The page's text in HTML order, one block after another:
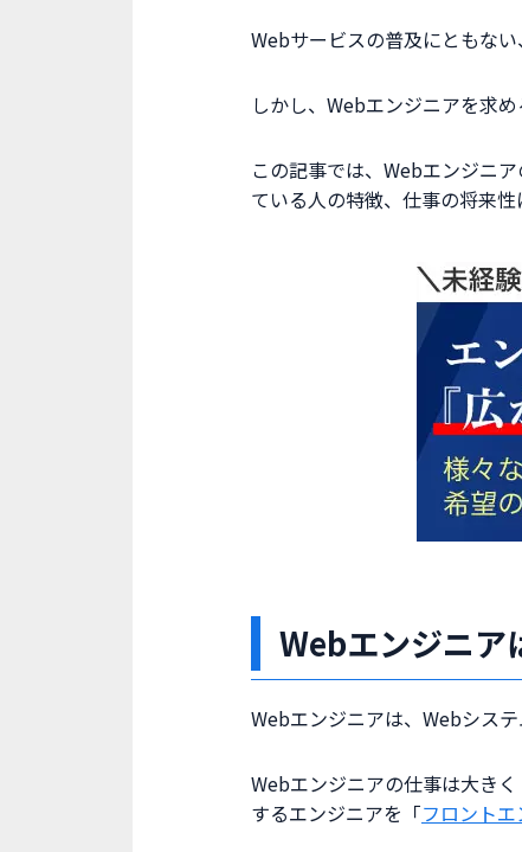
Webサービスの普及にともな
しかし、Webエンジニアを求
この記事では、Webエンジニ
ている人の特徴、仕事の将来
Webエンジニア
Webエンジニアは、Webシス
Webエンジニアの仕事は大き
するエンジニアを「フロント